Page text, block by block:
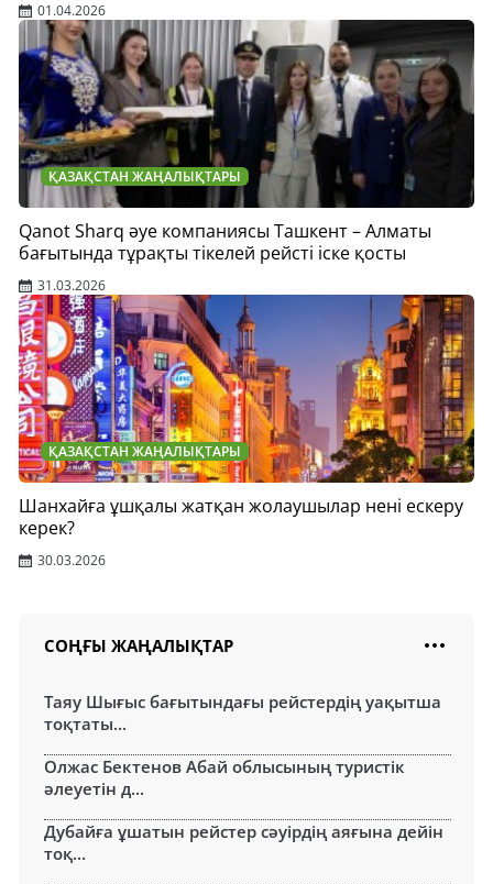
01.04.2026
ҚАЗАҚСТАН ЖАҢАЛЫҚТАРЫ
Qanot Sharq әуе компаниясы Ташкент – Алматы
бағытында тұрақты тікелей рейсті іске қосты
31.03.2026
ҚАЗАҚСТАН ЖАҢАЛЫҚТАРЫ
Шанхайға ұшқалы жатқан жолаушылар нені ескеру
керек?
30.03.2026
СОҢҒЫ ЖАҢАЛЫҚТАР
Таяу Шығыс бағытындағы рейстердің уақытша
тоқтаты...
Олжас Бектенов Абай облысының туристік
әлеуетін д...
Дубайға ұшатын рейстер сәуірдің аяғына дейін
тоқ...